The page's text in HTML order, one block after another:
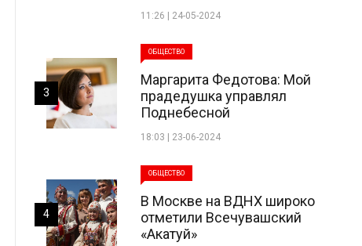
11:26 | 24-05-2024
ОБЩЕСТВО
Маргарита Федотова: Мой
прадедушка управлял
Поднебесной
18:03 | 23-06-2024
3
ОБЩЕСТВО
В Москве на ВДНХ широко
отметили Всечувашский
«Акатуй»
4